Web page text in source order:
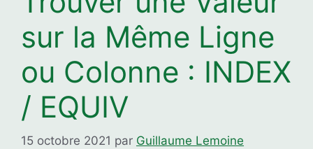
sur la Même Ligne
ou Colonne : INDEX
/ EQUIV
15 octobre 2021 par Guillaume Lemoine